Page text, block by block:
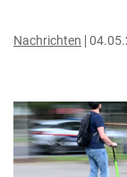
Nachrichten